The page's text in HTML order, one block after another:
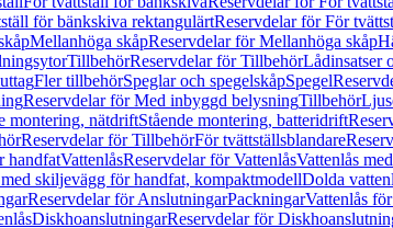
för bänkskiva rektangulärtReservdelar för För
Mellanhöga skåpReservdelar för Mellanhöga skåp
TillbehörReservdelar för TillbehörLådinsatser
Fler tillbehörSpeglar och spegelskåpSpegel
Reservdelar för Med inbyggd belysningTillbehör
montering, nätdriftStående montering, batteridrift
Reservdelar för TillbehörFör tvättställsblandare
handfatVattenlåsReservdelar för VattenlåsVattenlås
skiljevägg för handfat, kompaktmodellDolda
Reservdelar för AnslutningarPackningarVattenlås
DiskhoanslutningarReservdelar för